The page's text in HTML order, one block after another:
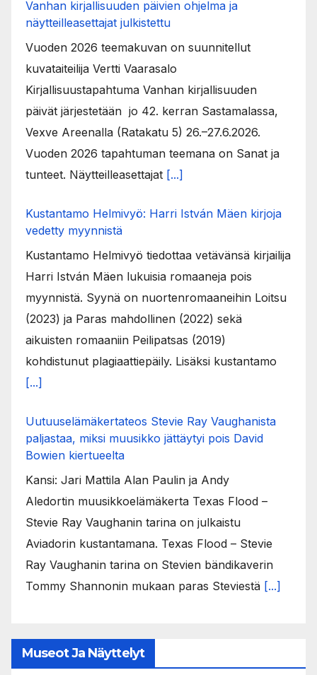
Vanhan kirjallisuuden päivien ohjelma ja
näytteilleasettajat julkistettu
Vuoden 2026 teemakuvan on suunnitellut
kuvataiteilija Vertti Vaarasalo
Kirjallisuustapahtuma Vanhan kirjallisuuden
päivät järjestetään jo 42. kerran Sastamalassa,
Vexve Areenalla (Ratakatu 5) 26.–27.6.2026.
Vuoden 2026 tapahtuman teemana on Sanat ja
tunteet. Näytteilleasettajat [...]
Kustantamo Helmivyö: Harri István Mäen kirjoja
vedetty myynnistä
Kustantamo Helmivyö tiedottaa vetävänsä kirjailija
Harri István Mäen lukuisia romaaneja pois
myynnistä. Syynä on nuortenromaaneihin Loitsu
(2023) ja Paras mahdollinen (2022) sekä
aikuisten romaaniin Peilipatsas (2019)
kohdistunut plagiaattiepäily. Lisäksi kustantamo
[...]
Uutuuselämäkertateos Stevie Ray Vaughanista
paljastaa, miksi muusikko jättäytyi pois David
Bowien kiertueelta
Kansi: Jari Mattila Alan Paulin ja Andy
Aledortin muusikkoelämäkerta Texas Flood –
Stevie Ray Vaughanin tarina on julkaistu
Aviadorin kustantamana. Texas Flood – Stevie
Ray Vaughanin tarina on Stevien bändikaverin
Tommy Shannonin mukaan paras Steviestä [...]
Museot Ja Näyttelyt